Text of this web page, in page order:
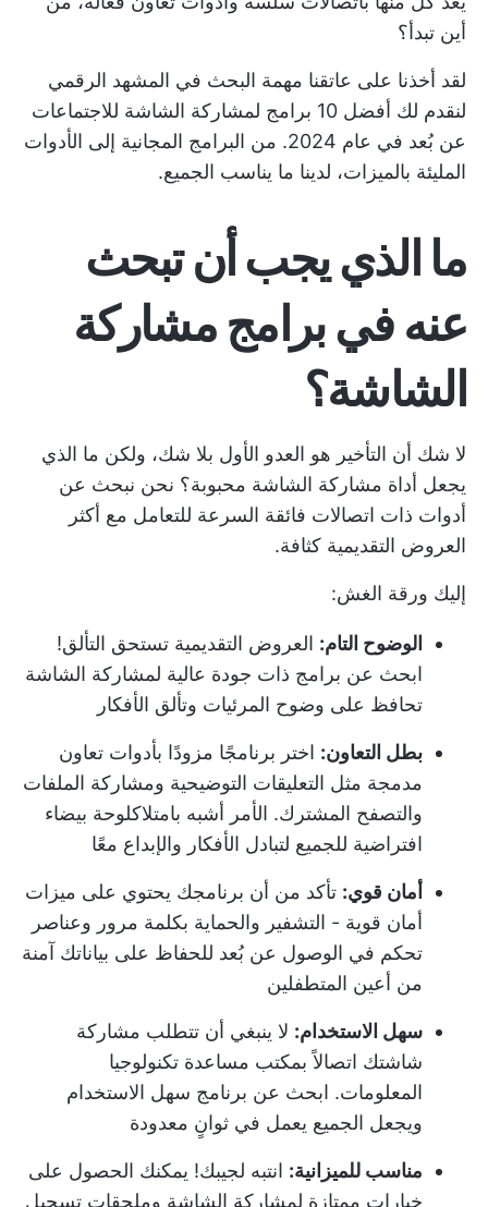
أين تبدأ؟
لقد أخذنا على عاتقنا مهمة البحث في المشهد الرقمي
لنقدم لك أفضل 10 برامج لمشاركة الشاشة للاجتماعات
عن بُعد في عام 2024. من البرامج المجانية إلى الأدوات
المليئة بالميزات، لدينا ما يناسب الجميع.
ما الذي يجب أن تبحث
عنه في برامج مشاركة
الشاشة؟
لا شك أن التأخير هو العدو الأول بلا شك، ولكن ما الذي
يجعل أداة مشاركة الشاشة محبوبة؟ نحن نبحث عن
أدوات ذات اتصالات فائقة السرعة للتعامل مع أكثر
العروض التقديمية كثافة.
إليك ورقة الغش:
الوضوح التام: العروض التقديمية تستحق التألق!
ابحث عن برامج ذات جودة عالية لمشاركة الشاشة
تحافظ على وضوح المرئيات وتألق الأفكار
بطل التعاون: اختر برنامجًا مزودًا بأدوات تعاون
مدمجة مثل التعليقات التوضيحية ومشاركة الملفات
والتصفح المشترك. الأمر أشبه بامتلاكلوحة بيضاء
افتراضية للجميع لتبادل الأفكار والإبداع معًا
أمان قوي: تأكد من أن برنامجك يحتوي على ميزات
أمان قوية - التشفير والحماية بكلمة مرور وعناصر
تحكم في الوصول عن بُعد للحفاظ على بياناتك آمنة
من أعين المتطفلين
سهل الاستخدام: لا ينبغي أن تتطلب مشاركة
شاشتك اتصالاً بمكتب مساعدة تكنولوجيا
المعلومات. ابحث عن برنامج سهل الاستخدام
ويجعل الجميع يعمل في ثوانٍ معدودة
مناسب للميزانية: انتبه لجيبك! يمكنك الحصول على
خيارات ممتازة لمشاركة الشاشة وملحقات تسجيل